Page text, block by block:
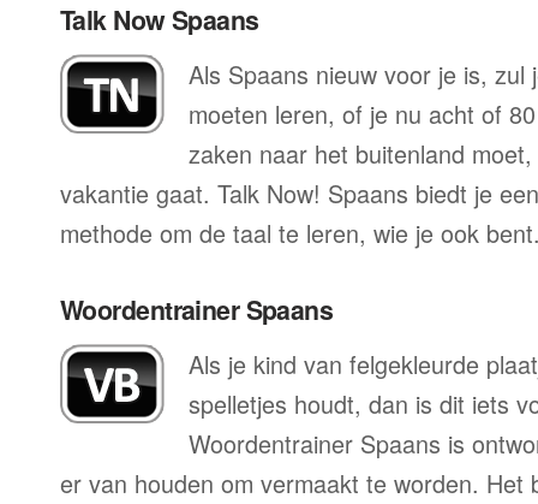
Talk Now Spaans
Als Spaans nieuw voor je is, zul
moeten leren, of je nu acht of
zaken naar het buitenland
vakantie gaat. Talk Now! Spaans biedt je
methode om de taal te leren, wie je ook
Woordentrainer Spaans
Als je kind van felgekleurde
spelletjes houdt, dan is dit iets
Woordentrainer Spaans is
er van houden om vermaakt te worden. Het